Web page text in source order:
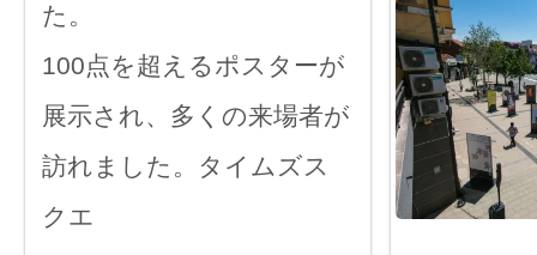
た。
100点を超えるポスターが
展示され、多くの来場者が
訪れました。タイムズス
クエ